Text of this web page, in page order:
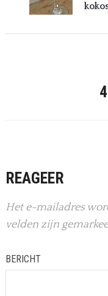
REAGEER
Het e-mailadres
velden zijn
BERICHT